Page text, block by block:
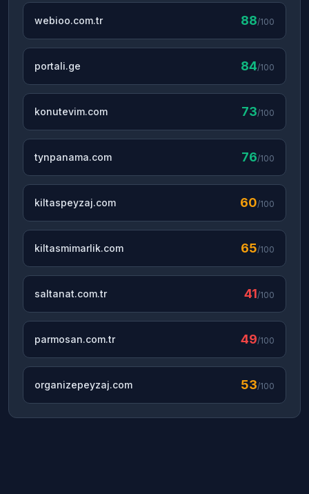
webioo.com.tr 88/100
portali.ge 84/100
konutevim.com 73/100
tynpanama.com 76/100
kiltaspeyzaj.com 60/100
kiltasmimarlik.com 65/100
saltanat.com.tr 41/100
parmosan.com.tr 49/100
organizepeyzaj.com 53/100